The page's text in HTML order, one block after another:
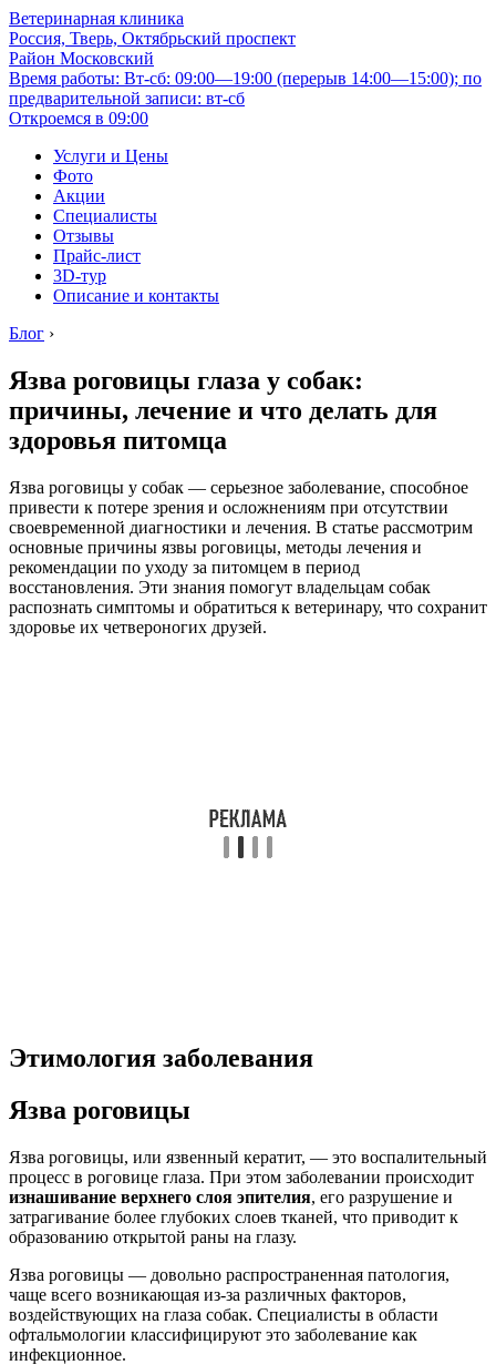
Ветеринарная клиника
Россия, Тверь, Октябрьский проспект
Район Московский
Время работы: Вт-сб: 09:00—19:00 (перерыв 14:00—15:00); по
предварительной записи: вт-сб
Откроемся в 09:00
Услуги и Цены
Фото
Акции
Специалисты
Отзывы
Прайс-лист
3D-тур
Описание и контакты
Блог ›
Язва роговицы глаза у собак:
причины, лечение и что делать для
здоровья питомца
Язва роговицы у собак — серьезное заболевание, способное
привести к потере зрения и осложнениям при отсутствии
своевременной диагностики и лечения. В статье рассмотрим
основные причины язвы роговицы, методы лечения и
рекомендации по уходу за питомцем в период
восстановления. Эти знания помогут владельцам собак
распознать симптомы и обратиться к ветеринару, что сохранит
здоровье их четвероногих друзей.
Этимология заболевания
Язва роговицы
Язва роговицы, или язвенный кератит, — это воспалительный
процесс в роговице глаза. При этом заболевании происходит
изнашивание верхнего слоя эпителия, его разрушение и
затрагивание более глубоких слоев тканей, что приводит к
образованию открытой раны на глазу.
Язва роговицы — довольно распространенная патология,
чаще всего возникающая из-за различных факторов,
воздействующих на глаза собак. Специалисты в области
офтальмологии классифицируют это заболевание как
инфекционное.